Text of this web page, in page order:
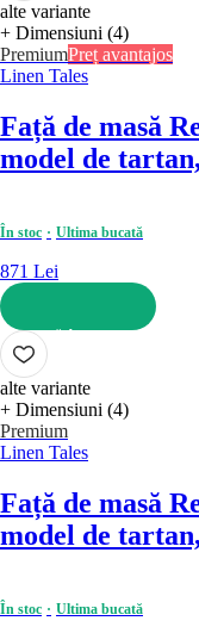
alte variante
+ Dimensiuni (4)
PremiumPreț avantajos
Linen Tales
Față de masă
model de
În stoc Ultima bucată
871 Lei
ADAUGĂ ÎN COȘ
alte variante
+ Dimensiuni (4)
Premium
Linen Tales
Față de masă
model de
În stoc Ultima bucată